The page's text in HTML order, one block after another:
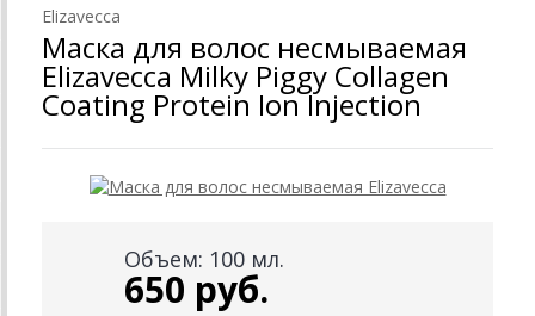
Elizavecca
Маска для волос несмываемая
Elizavecca Milky Piggy Collagen
Coating Protein Ion Injection
Объем: 100 мл.
650 руб.